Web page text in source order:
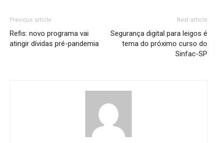
Previous article
Refis: novo programa vai
atingir dívidas pré-pandemia
Next article
Segurança digital para leigos é
tema do próximo curso do
Sinfac-SP